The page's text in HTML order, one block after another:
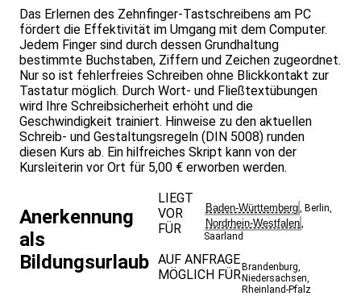
Das Erlernen des Zehnfinger-Tastschreibens am PC
fördert die Effektivität im Umgang mit dem Computer.
Jedem Finger sind durch dessen Grundhaltung
bestimmte Buchstaben, Ziffern und Zeichen zugeordnet.
Nur so ist fehlerfreies Schreiben ohne Blickkontakt zur
Tastatur möglich. Durch Wort- und Fließtextübungen
wird Ihre Schreibsicherheit erhöht und die
Geschwindigkeit trainiert. Hinweise zu den aktuellen
Schreib- und Gestaltungsregeln (DIN 5008) runden
diesen Kurs ab. Ein hilfreiches Skript kann von der
Kursleiterin vor Ort für 5,00 € erworben werden.
Anerkennung
als
Bildungsurlaub
LIEGT
VOR
FÜR
Baden-Württemberg ,Berlin
Nordrhein-Westfalen
Saarland
AUF ANFRAGE
MÖGLICH FÜRBrandenburg
Niedersachsen
Rheinland-Pfalz